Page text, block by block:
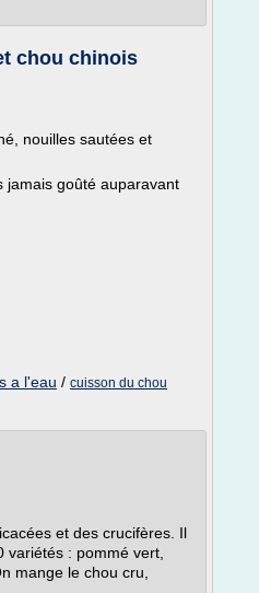
chou chinois
nouilles sautées et
jamais goûté auparavant
a l'eau / cuisson du chou
et des crucifères. Il
: pommé vert,
mange le chou cru,